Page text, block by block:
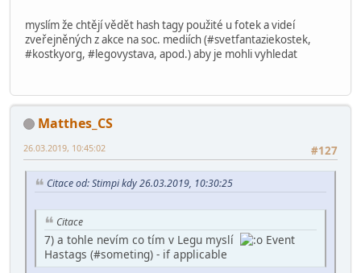
myslím že chtějí vědět hash tagy použité u fotek a videí
zveřejněných z akce na soc. mediích (#svetfantaziekostek,
#kostkyorg, #legovystava, apod.) aby je mohli vyhledat
Matthes_CS
#127
26.03.2019, 10:45:02
Citace od: Stimpi kdy 26.03.2019, 10:30:25
Citace
7) a tohle nevím co tím v Legu myslí
Event
Hastags (#someting) - if applicable